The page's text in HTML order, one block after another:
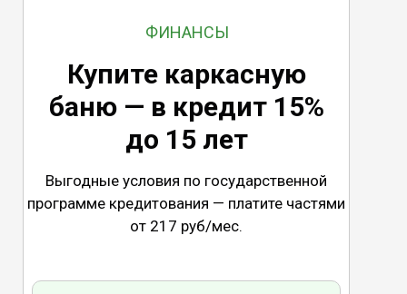
ФИНАНСЫ
Купите каркасную
баню — в кредит 15%
до 15 лет
Выгодные условия по государственной
программе кредитования — платите частями
от 217 руб/мес.